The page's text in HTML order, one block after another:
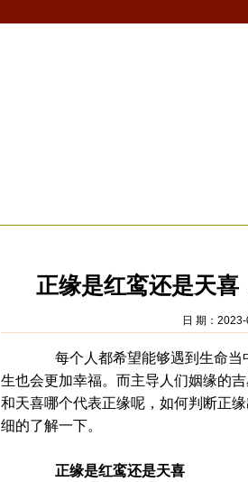
正缘是红鸾还是天
日 期：
每个人都希望能够遇到生命当
生也会更加幸福。而主导人们姻缘的
和天喜哪个代表正缘呢，如何判断正
细的了解一下。
正缘是红鸾还是天喜